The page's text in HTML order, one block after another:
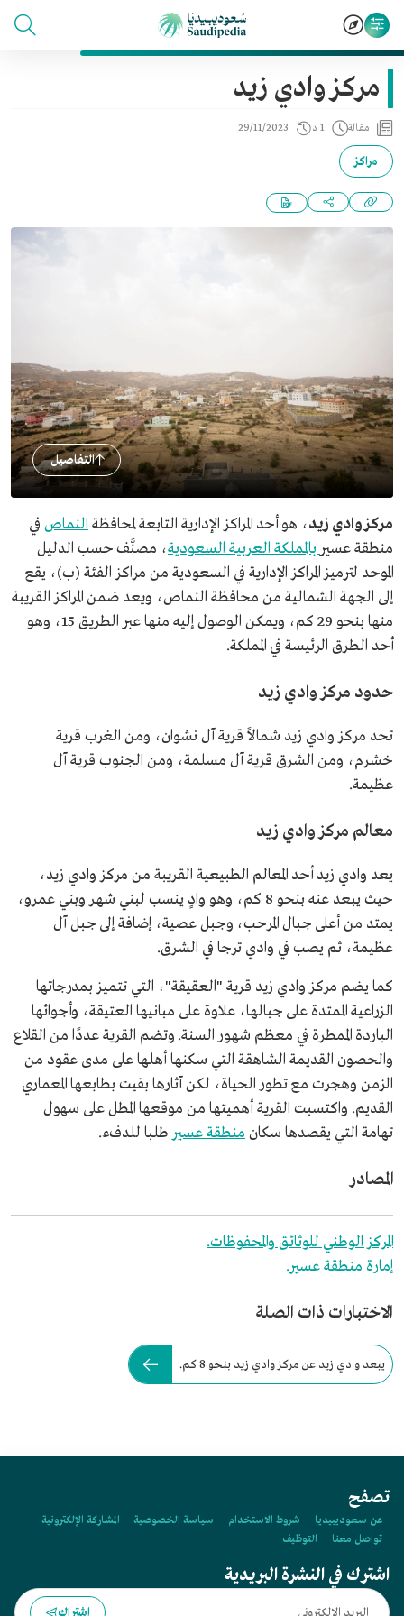
مركز وادي زيد
مقالة 1 د 29/11/2023
مراكز
التفاصيل
مركز وادي زيد، هو أحد المراكز الإدارية التابعة لمحافظة النماص في
منطقة عسير بالمملكة العربية السعودية، مصنَّف حسب الدليل
الموحد لترميز المراكز الإدارية في السعودية من مراكز الفئة (ب)، يقع
إلى الجهة الشمالية من محافظة النماص، ويعد ضمن المراكز القريبة
منها بنحو 29 كم، ويمكن الوصول إليه منها عبر الطريق 15، وهو
أحد الطرق الرئيسة في المملكة.
حدود مركز وادي زيد
تحد مركز وادي زيد شمالاً قرية آل نشوان، ومن الغرب قرية
خشرم، ومن الشرق قرية آل مسلمة، ومن الجنوب قرية آل
عظيمة.
معالم مركز وادي زيد
يعد وادي زيد أحد المعالم الطبيعية القريبة من مركز وادي زيد،
حيث يبعد عنه بنحو 8 كم، وهو وادٍ ينسب لبني شهر وبني عمرو،
يمتد من أعلى جبال المرحب، وجبل عصية، إضافة إلى جبل آل
عظيمة، ثم يصب في وادي ترجا في الشرق.
كما يضم مركز وادي زيد قرية "العقيقة"، التي تتميز بمدرجاتها
الزراعية الممتدة على جبالها، علاوة على مبانيها العتيقة، وأجوائها
الباردة الممطرة في معظم شهور السنة. وتضم القرية عددًا من القلاع
والحصون القديمة الشاهقة التي سكنها أهلها على مدى عقود من
الزمن وهجرت مع تطور الحياة، لكن آثارها بقيت بطابعها المعماري
القديم. واكتسبت القرية أهميتها من موقعها المطل على سهول
تهامة التي يقصدها سكان منطقة عسير طلبا للدفء.
المصادر
المركز الوطني للوثائق والمحفوظات.
إمارة منطقة عسير.
الاختبارات ذات الصلة
يبعد وادي زيد عن مركز وادي زيد بنحو 8 كم.
تصفح
عن سعوديبيديا شروط الاستخدام سياسة الخصوصية
المشاركة الإلكترونية
تواصل معنا
التوظيف
اشترك في النشرة البريدية
اشتراك